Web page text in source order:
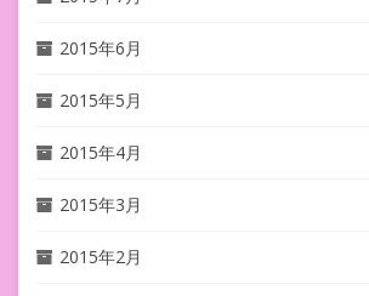
2015年6月
2015年5月
2015年4月
2015年3月
2015年2月